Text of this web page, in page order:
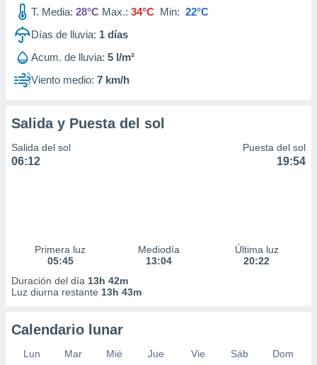
T. Media: 28°C Max.: 34°C Min: 22°C
Días de lluvia: 1 días
Acum. de lluvia: 5 l/m²
Viento medio: 7 km/h
Salida y Puesta del sol
Salida del sol
06:12
Puesta del sol
19:54
Primera luz
05:45
Mediodía
13:04
Última luz
20:22
Duración del día 13h 42m
Luz diurna restante 13h 43m
Calendario lunar
Lun Mar Mié Jue Vie Sáb
Dom